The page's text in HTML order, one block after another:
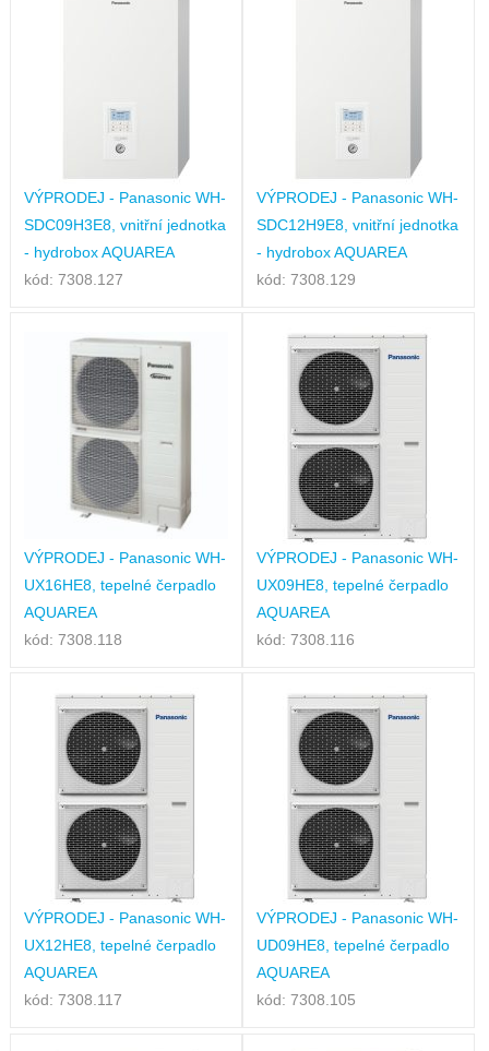
VÝPRODEJ - Panasonic WH-
SDC09H3E8, vnitřní jednotka
- hydrobox AQUAREA
kód: 7308.127
VÝPRODEJ - Panasonic WH-
SDC12H9E8, vnitřní jednotka
- hydrobox AQUAREA
kód: 7308.129
VÝPRODEJ - Panasonic WH-
UX16HE8, tepelné čerpadlo
AQUAREA
kód: 7308.118
VÝPRODEJ - Panasonic WH-
UX09HE8, tepelné čerpadlo
AQUAREA
kód: 7308.116
VÝPRODEJ - Panasonic WH-
UX12HE8, tepelné čerpadlo
AQUAREA
kód: 7308.117
VÝPRODEJ - Panasonic WH-
UD09HE8, tepelné čerpadlo
AQUAREA
kód: 7308.105